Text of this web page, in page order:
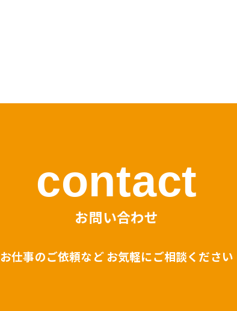
contact
お問い合わせ
お仕事のご依頼など お気軽にご相談ください